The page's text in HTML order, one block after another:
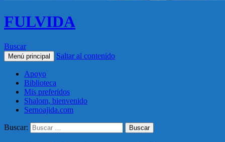
FULVIDA
Buscar
Menú principal Saltar al contenido
Apoyo
Biblioteca
Mis preferidos
Shalom, bienvenido
Sernoajida.com
Buscar: